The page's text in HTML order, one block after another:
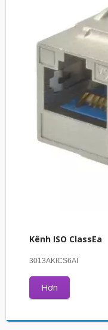
Kênh ISO ClassEa
3013AKICS6AI
Hơn